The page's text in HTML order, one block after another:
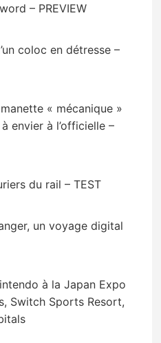
– PREVIEW
coloc en détresse –
« mécanique »
envier à l’officielle –
du rail – TEST
un voyage digital
à la Japan Expo
Switch Sports Resort,